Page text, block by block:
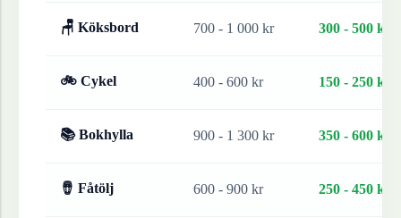
🪑 Köksbord 700 - 1 000 kr 300 - 500 kr
🚲 Cykel 400 - 600 kr 150 - 250 kr
📚 Bokhylla 900 - 1 300 kr 350 - 600 kr
🪘 Fåtölj 600 - 900 kr 250 - 450 kr